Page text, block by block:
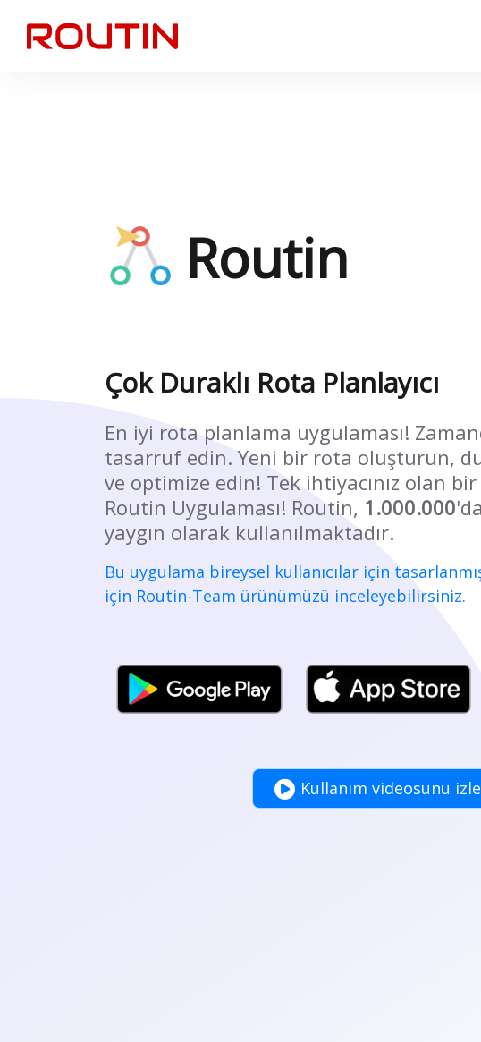
Routin
Çok Duraklı Rota Planlayıcı
En iyi rota planlama uygulaması!
tasarruf edin. Yeni bir rota oluşturun,
ve optimize edin! Tek ihtiyacınız olan
Routin Uygulaması! Routin, 1.000.000
yaygın olarak kullanılmaktadır.
Bu uygulama bireysel kullanıcılar için
için Routin-Team ürünümüzü inceleyebilirsiniz.
Kullanım videosunu